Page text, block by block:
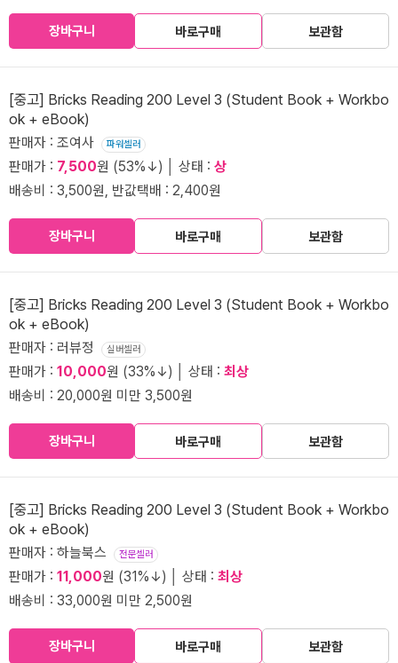
장바구니 바로구매 보관함
[중고] Bricks Reading 200 Level 3 (Student Book + Workbo
ok + eBook)
판매자 : 조여사 파워셀러
판매가 : 7,500원 (53%↓) │ 상태 : 상
배송비 : 3,500원, 반값택배 : 2,400원
장바구니 바로구매 보관함
[중고] Bricks Reading 200 Level 3 (Student Book + Workbo
ok + eBook)
판매자 : 러뷰정 실버셀러
판매가 : 10,000원 (33%↓) │ 상태 : 최상
배송비 : 20,000원 미만 3,500원
장바구니 바로구매 보관함
[중고] Bricks Reading 200 Level 3 (Student Book + Workbo
ok + eBook)
판매자 : 하늘북스 전문셀러
판매가 : 11,000원 (31%↓) │ 상태 : 최상
배송비 : 33,000원 미만 2,500원
장바구니 바로구매 보관함